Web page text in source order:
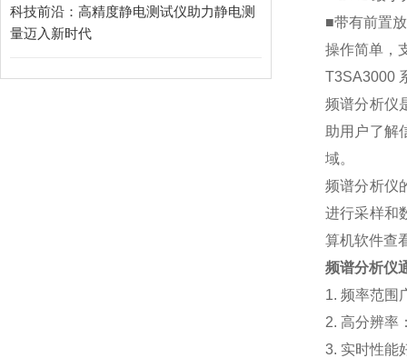
科技前沿：高精度静电测试仪助力静电测
量迈入新时代
■带有前置
操作简单，
T3SA3000
频谱分析仪
助用户了解
域。
频谱分析仪
进行采样和
算机软件查
频谱分析仪
1. 频率范围
2. 高分辨率
3. 实时性能